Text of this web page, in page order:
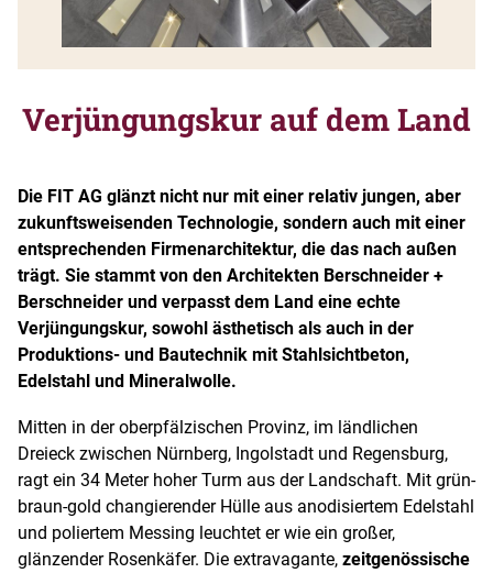
Verjüngungskur auf dem Land
Die FIT AG glänzt nicht nur mit einer relativ jungen, aber
zukunftsweisenden Technologie, sondern auch mit einer
entsprechenden Firmenarchitektur, die das nach außen
trägt. Sie stammt von den Architekten Berschneider +
Berschneider und verpasst dem Land eine echte
Verjüngungskur, sowohl ästhetisch als auch in der
Produktions- und Bautechnik mit Stahlsichtbeton,
Edelstahl und Mineralwolle.
Mitten in der oberpfälzischen Provinz, im ländlichen
Dreieck zwischen Nürnberg, Ingolstadt und Regensburg,
ragt ein 34 Meter hoher Turm aus der Landschaft. Mit grün-
braun-gold changierender Hülle aus anodisiertem Edelstahl
und poliertem Messing leuchtet er wie ein großer,
glänzender Rosenkäfer. Die extravagante, zeitgenössische